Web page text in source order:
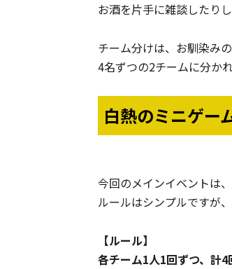
お酒を片手に雑談したり
チーム分けは、お馴染みの
4名ずつの2チームに分か
白熱のミニゲー
今回のメインイベントは
ルールはシンプルですが
【ルール】
各チーム1人1回ずつ、計4